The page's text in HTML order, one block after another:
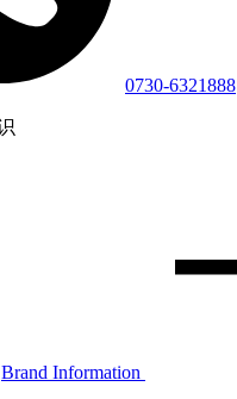
0730-6321888
Brand Information